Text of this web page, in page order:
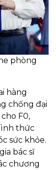
phòng
hàng
chống đại
F0,
thức
sức khỏe.
bác sĩ
chương